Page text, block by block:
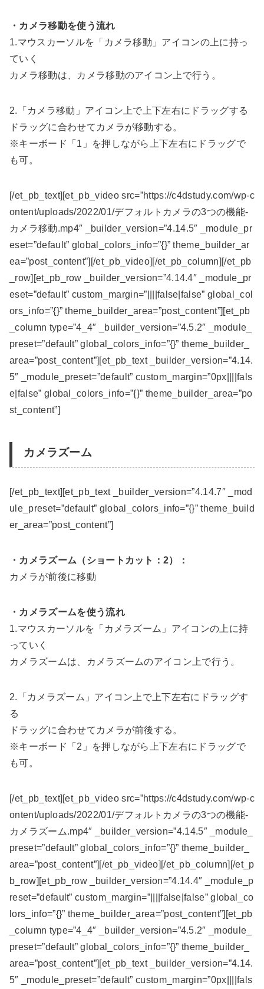
・カメラ移動を使う流れ
1.マウスカーソルを「カメラ移動」アイコンの上に持っ
ていく
カメラ移動は、カメラ移動のアイコン上で行う。
2.「カメラ移動」アイコン上で上下左右にドラッグする
ドラッグに合わせてカメラが移動する。
※キーボード「1」を押しながら上下左右にドラッグで
も可。
[/et_pb_text][et_pb_video src=”https://c4dstudy.com/wp-c
ontent/uploads/2022/01/デフォルトカメラの3つの機能-
カメラ移動.mp4″ _builder_version=”4.14.5″ _module_pr
eset=”default” global_colors_info=”{}” theme_builder_ar
ea=”post_content”][/et_pb_video][/et_pb_column][/et_pb
_row][et_pb_row _builder_version=”4.14.4″ _module_pr
eset=”default” custom_margin=”||||false|false” global_col
ors_info=”{}” theme_builder_area=”post_content”][et_pb
_column type=”4_4″ _builder_version=”4.5.2″ _module_
preset=”default” global_colors_info=”{}” theme_builder_
area=”post_content”][et_pb_text _builder_version=”4.14.
5″ _module_preset=”default” custom_margin=”0px||||fals
e|false” global_colors_info=”{}” theme_builder_area=”po
st_content”]
カメラズーム
[/et_pb_text][et_pb_text _builder_version=”4.14.7″ _mod
ule_preset=”default” global_colors_info=”{}” theme_build
er_area=”post_content”]
・カメラズーム（ショートカット：2）：
カメラが前後に移動
・カメラズームを使う流れ
1.マウスカーソルを「カメラズーム」アイコンの上に持
っていく
カメラズームは、カメラズームのアイコン上で行う。
2.「カメラズーム」アイコン上で上下左右にドラッグす
る
ドラッグに合わせてカメラが前後する。
※キーボード「2」を押しながら上下左右にドラッグで
も可。
[/et_pb_text][et_pb_video src=”https://c4dstudy.com/wp-c
ontent/uploads/2022/01/デフォルトカメラの3つの機能-
カメラズーム.mp4″ _builder_version=”4.14.5″ _module_
preset=”default” global_colors_info=”{}” theme_builder_
area=”post_content”][/et_pb_video][/et_pb_column][/et_p
b_row][et_pb_row _builder_version=”4.14.4″ _module_p
reset=”default” custom_margin=”||||false|false” global_co
lors_info=”{}” theme_builder_area=”post_content”][et_pb
_column type=”4_4″ _builder_version=”4.5.2″ _module_
preset=”default” global_colors_info=”{}” theme_builder_
area=”post_content”][et_pb_text _builder_version=”4.14.
5″ _module_preset=”default” custom_margin=”0px||||fals